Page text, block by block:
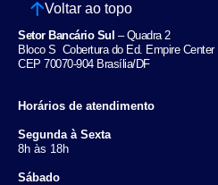
Voltar ao topo
Setor Bancário Sul – Quadra 2
Bloco S Cobertura do Ed. Empire Center
CEP 70070-904 Brasília/DF
Horários de atendimento
Segunda à Sexta
8h às 18h
Sábado